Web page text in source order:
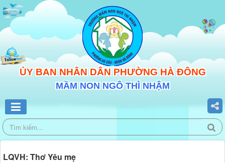
ỦY BAN NHÂN DÂN PHƯỜNG HÀ ĐÔNG
MẦM NON NGÔ THÌ NHẬM
LQVH: Thơ Yêu mẹ